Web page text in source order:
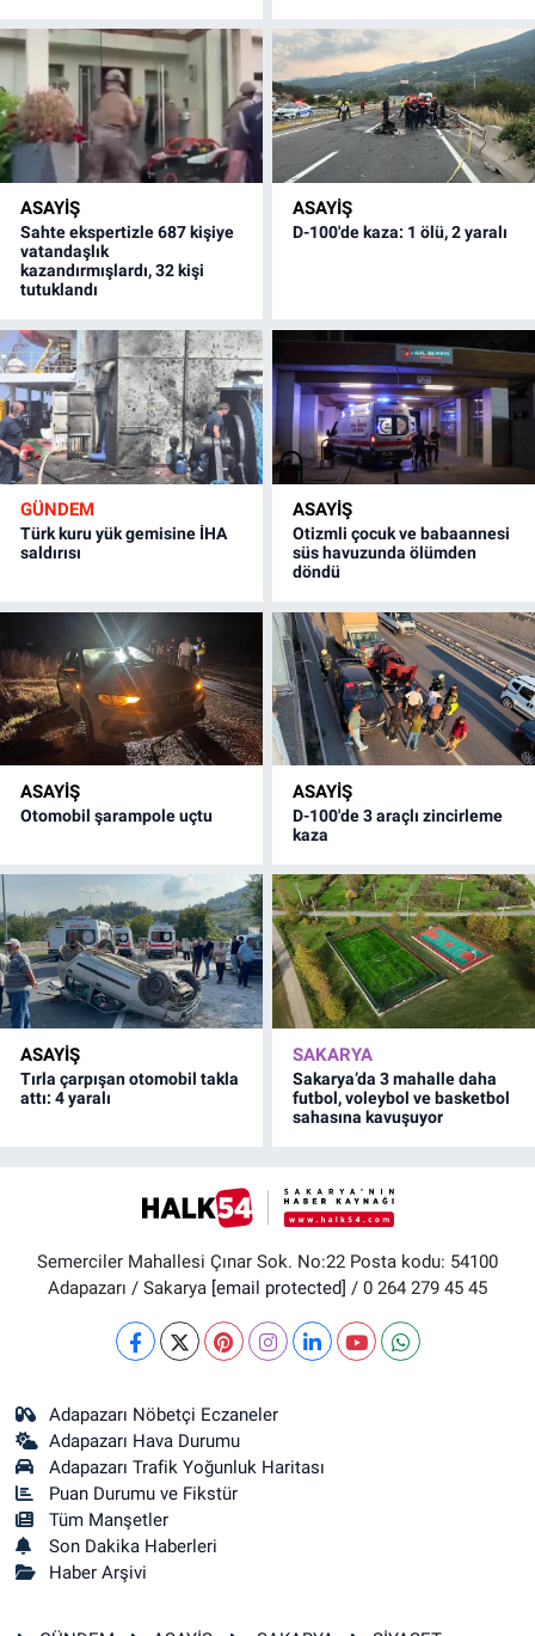
ASAYİŞ
Sahte ekspertizle 687 kişiye
vatandaşlık
kazandırmışlardı, 32 kişi
tutuklandı
ASAYİŞ
D-100'de kaza: 1 ölü, 2 yaralı
GÜNDEM
Türk kuru yük gemisine İHA
saldırısı
ASAYİŞ
Otizmli çocuk ve babaannesi
süs havuzunda ölümden
döndü
ASAYİŞ
Otomobil şarampole uçtu
ASAYİŞ
D-100'de 3 araçlı zincirleme
kaza
ASAYİŞ
Tırla çarpışan otomobil takla
attı: 4 yaralı
SAKARYA
Sakarya’da 3 mahalle daha
futbol, voleybol ve basketbol
sahasına kavuşuyor
Semerciler Mahallesi Çınar Sok. No:22 Posta kodu: 54100
Adapazarı / Sakarya [email protected] / 0 264 279 45 45
Adapazarı Nöbetçi Eczaneler
Adapazarı Hava Durumu
Adapazarı Trafik Yoğunluk Haritası
Puan Durumu ve Fikstür
Tüm Manşetler
Son Dakika Haberleri
Haber Arşivi